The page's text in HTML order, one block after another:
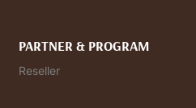
PARTNER & PROGRAM
Reseller